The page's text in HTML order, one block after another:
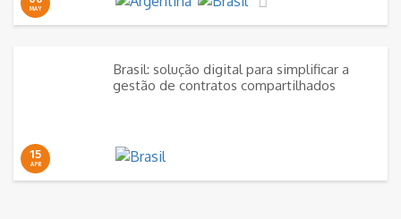
MAY
15
APR
Brasil: solução digital para simplificar a
gestão de contratos compartilhados